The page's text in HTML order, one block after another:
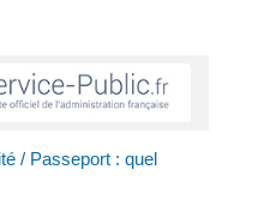
/ Passeport : quel